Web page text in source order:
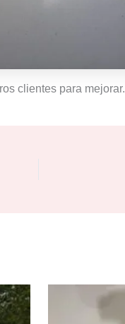
clientes para mejorar.